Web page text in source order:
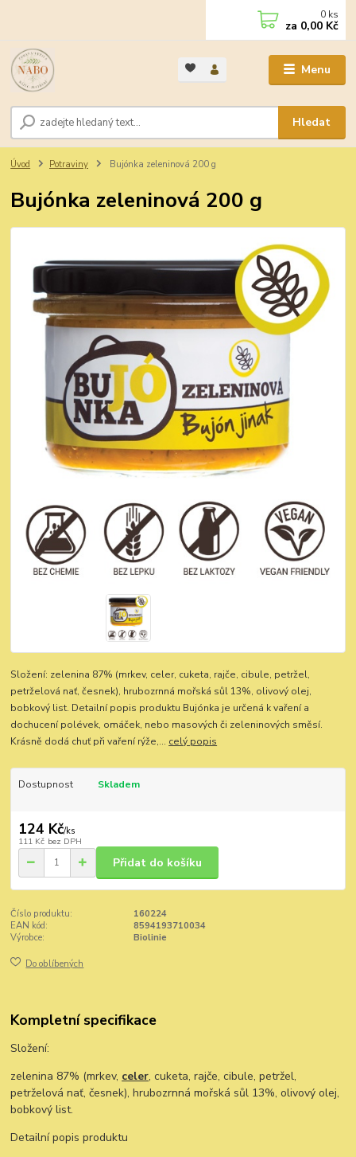
Menu
Hledat
0 ks
za 0,00 Kč
Úvod Potraviny Bujónka zeleninová 200 g
Bujónka zeleninová 200 g
Složení: zelenina 87% (mrkev, celer, cuketa, rajče, cibule, petržel,
petrželová nať, česnek), hrubozrnná mořská sůl 13%, olivový olej,
bobkový list. Detailní popis produktu Bujónka je určená k vaření a
dochucení polévek, omáček, nebo masových či zeleninových směsí.
Krásně dodá chuť při vaření rýže,... celý popis
Dostupnost Skladem
124 Kč/ks
111 Kč bez DPH
Přidat do košíku
Číslo produktu:
160224
EAN kód:
8594193710034
Výrobce:
Biolinie
Do oblíbených
Kompletní specifikace
Složení:
zelenina 87% (mrkev, celer, cuketa, rajče, cibule, petržel,
petrželová nať, česnek), hrubozrnná mořská sůl 13%, olivový olej,
bobkový list.
Detailní popis produktu